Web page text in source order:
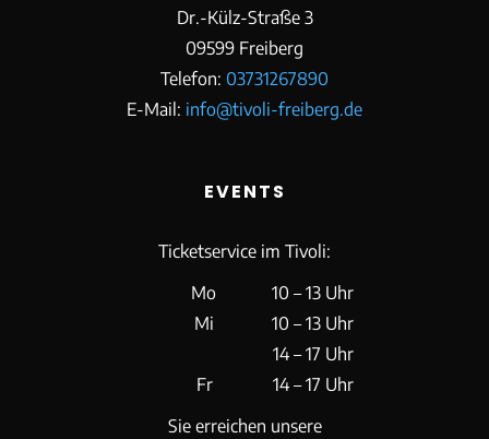
Dr.-Külz-Straße 3
09599 Freiberg
Telefon: 03731267890
E-Mail: info@tivoli-freiberg.de
EVENTS
Ticketservice im Tivoli:
Mo
10 – 13 Uhr
Mi
10 – 13 Uhr
14 – 17 Uhr
Fr
14 – 17 Uhr
Sie erreichen unsere